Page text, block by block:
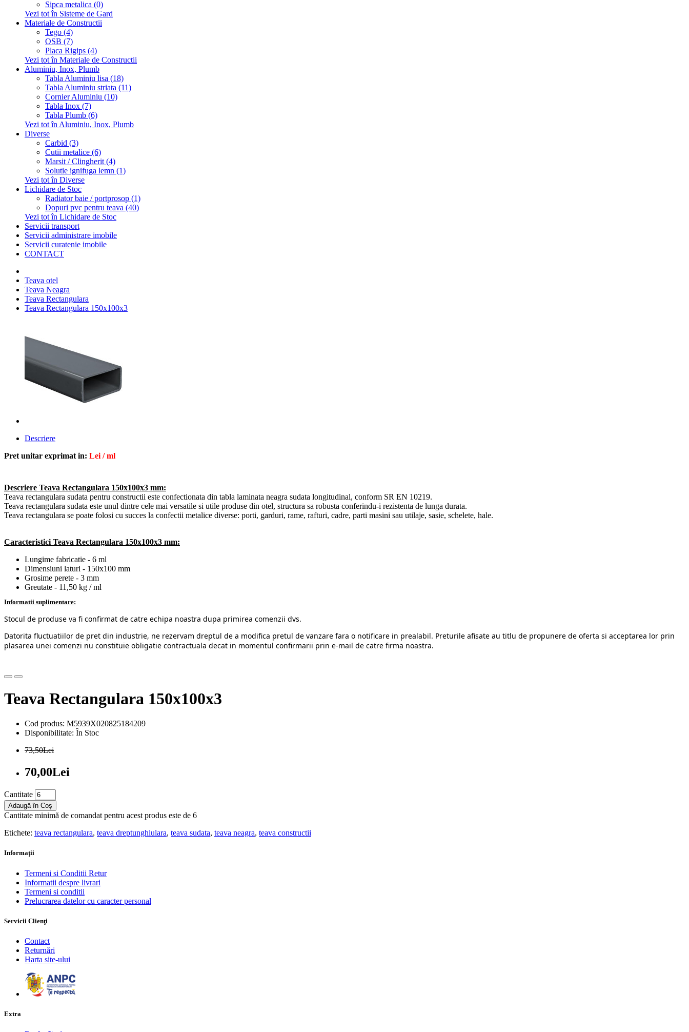
Sipca metalica (0)
Vezi tot în Sisteme de Gard
Materiale de Constructii
Tego (4)
OSB (7)
Placa Rigips (4)
Vezi tot în Materiale de Constructii
Aluminiu, Inox, Plumb
Tabla Aluminiu lisa (18)
Tabla Aluminiu striata (11)
Cornier Aluminiu (10)
Tabla Inox (7)
Tabla Plumb (6)
Vezi tot în Aluminiu, Inox, Plumb
Diverse
Carbid (3)
Cutii metalice (6)
Marsit / Clingherit (4)
Solutie ignifuga lemn (1)
Vezi tot în Diverse
Lichidare de Stoc
Radiator baie / portprosop (1)
Dopuri pvc pentru teava (40)
Vezi tot în Lichidare de Stoc
Servicii transport
Servicii administrare imobile
Servicii curatenie imobile
CONTACT
Teava otel
Teava Neagra
Teava Rectangulara
Teava Rectangulara 150x100x3
Descriere
Pret unitar exprimat in: Lei / ml
Descriere Teava Rectangulara 150x100x3 mm:
Teava rectangulara sudata pentru constructii este confectionata din tabla laminata neagra sudata longitudinal, conform SR EN 10219.
Teava rectangulara sudata este unul dintre cele mai versatile si utile produse din otel, structura sa robusta conferindu-i rezistenta de lunga durata.
Teava rectangulara se poate folosi cu succes la confectii metalice diverse: porti, garduri, rame, rafturi, cadre, parti masini sau utilaje, sasie, schelete, hale.
Caracteristici Teava Rectangulara 150x100x3 mm:
Lungime fabricatie - 6 ml
Dimensiuni laturi - 150x100 mm
Grosime perete - 3 mm
Greutate - 11,50 kg / ml
Informatii suplimentare:
Stocul de produse va fi confirmat de catre echipa noastra dupa primirea comenzii dvs.
Datorita fluctuatiilor de pret din industrie, ne rezervam dreptul de a modifica pretul de vanzare fara o notificare in prealabil. Preturile afisate au titlu de propunere de oferta si acceptarea lor prin
plasarea unei comenzi nu constituie obligatie contractuala decat in momentul confirmarii prin e-mail de catre firma noastra.
Teava Rectangulara 150x100x3
Cod produs: M5939X020825184209
Disponibilitate: În Stoc
73,50Lei
70,00Lei
Cantitate
Adaugă în Coş
Cantitate minimă de comandat pentru acest produs este de 6
Etichete: teava rectangulara, teava dreptunghiulara, teava sudata, teava neagra, teava constructii
Informaţii
Termeni si Conditii Retur
Informatii despre livrari
Termeni si conditii
Prelucrarea datelor cu caracter personal
Servicii Clienţi
Contact
Returnări
Harta site-ului
Extra